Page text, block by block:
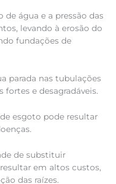
de água e a pressão das
levando à erosão do
fundações de
parada nas tubulações
fortes e desagradáveis.
esgoto pode resultar
de substituir
em altos custos,
das raízes.